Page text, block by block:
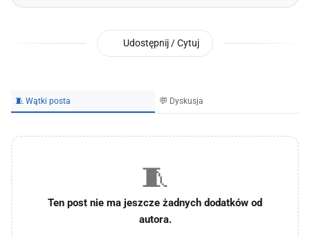
Udostępnij / Cytuj
🧵 Wątki posta 💬 Dyskusja
🧵
Ten post nie ma jeszcze żadnych dodatków od
autora.